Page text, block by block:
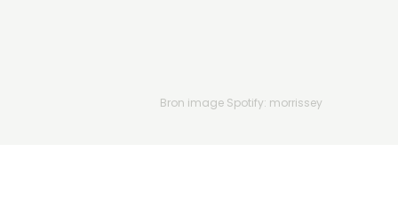
Bron image Spotify: morrissey